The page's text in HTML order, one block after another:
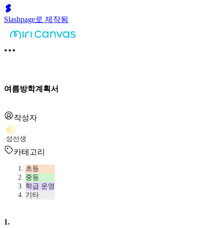
Slashpage로 제작됨
여름방학계획서
작성자
성
성선생
카테고리
초등
중등
학급 운영
기타
1.